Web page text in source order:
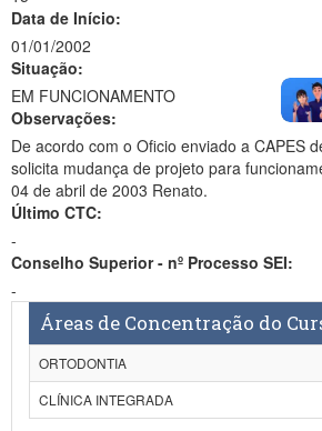
Data de Início:
01/01/2002
Situação:
EM FUNCIONAMENTO
Observações:
De acordo com o Oficio enviado a CAPES
solicita mudança de projeto para
04 de abril de 2003 Renato.
Último CTC:
-
Conselho Superior - nº Processo SEI:
-
Áreas de Concentração do
ORTODONTIA
CLÍNICA INTEGRADA